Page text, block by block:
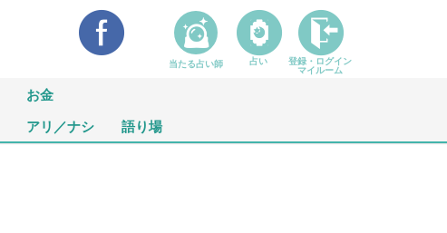
お金
アリ／ナシ 語り場
当たる占い師 占い
登録・ログイン
マイルーム